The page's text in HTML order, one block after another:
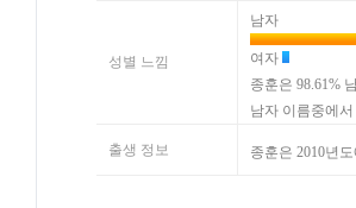
성별 느낌
남자
여자
종훈은 98.61%
남자 이름중에
출생 정보 종훈은 2010년